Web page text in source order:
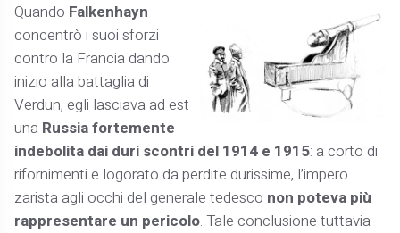
Quando Falkenhayn
concentrò i suoi sforzi
contro la Francia dando
inizio alla battaglia di
Verdun, egli lasciava ad est
una Russia fortemente
indebolita dai duri scontri del 1914 e 1915: a corto di
rifornimenti e logorato da perdite durissime, l’impero
zarista agli occhi del generale tedesco non poteva più
rappresentare un pericolo. Tale conclusione tuttavia